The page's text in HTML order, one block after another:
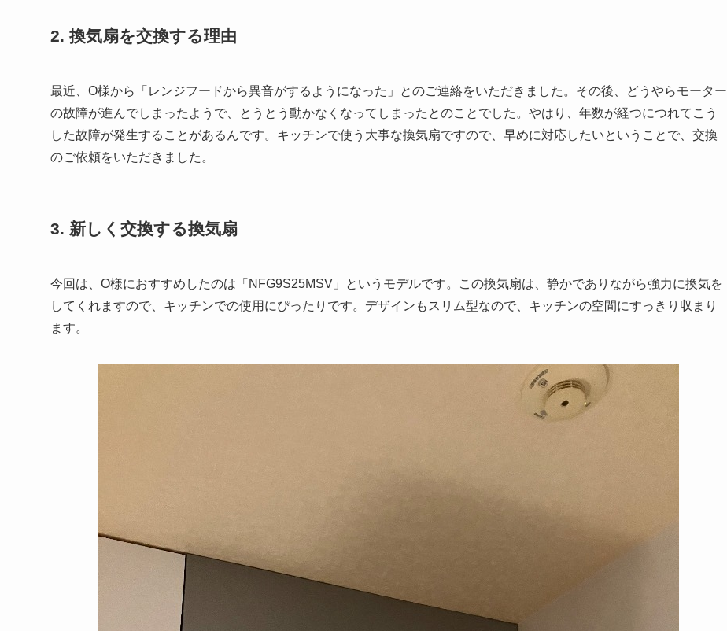
2. 換気扇を交換する理由
最近、O様から「レンジフードから異音がするようになった」とのご連絡をいただきました。その後、どうやらモーター
の故障が進んでしまったようで、とうとう動かなくなってしまったとのことでした。やはり、年数が経つにつれてこう
した故障が発生することがあるんです。キッチンで使う大事な換気扇ですので、早めに対応したいということで、交換
のご依頼をいただきました。
3. 新しく交換する換気扇
今回は、O様におすすめしたのは「NFG9S25MSV」というモデルです。この換気扇は、静かでありながら強力に換気を
してくれますので、キッチンでの使用にぴったりです。デザインもスリム型なので、キッチンの空間にすっきり収まり
ます。